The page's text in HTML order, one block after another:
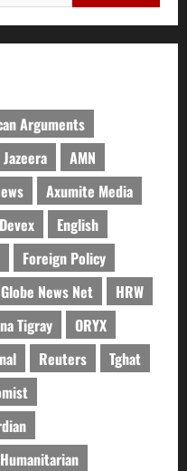
Arguments
AMN
Axumite Media
Devex
English
Foreign Policy
Globe News Net
HRW
Tigray
ORYX
Reuters
Tghat